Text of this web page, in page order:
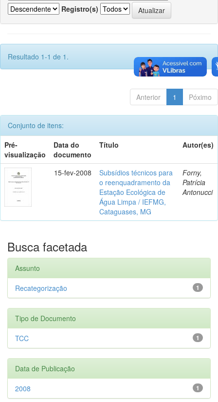
Registro(s)
Resultado 1-1 de 1.
Anterior 1 Póximo
Conjunto de itens:
Pré-
visualização
Data do
documento
Título Autor(es)
15-fev-2008
Subsídios técnicos para
o reenquadramento da
Estação Ecológica de
Água Limpa / IEFMG,
Cataguases, MG
Forny,
Patrícia
Antonucci
Busca facetada
Assunto
1
Recategorização
Tipo de Documento
1
TCC
Data de Publicação
1
2008